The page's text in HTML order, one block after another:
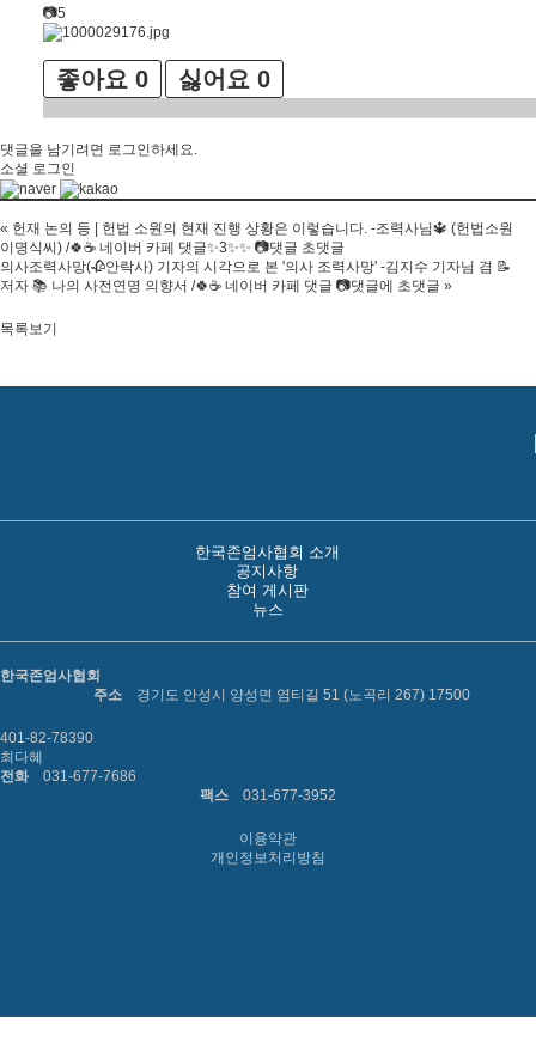
📷5
좋아요 0 싫어요 0
댓글을 남기려면 로그인하세요.
소셜 로그인
« 헌재 논의 등 | 헌법 소원의 현재 진행 상황은 이렇습니다. -조력사님🔱 (헌법소원
이명식씨) /🍀☕ 네이버 카페 댓글✨3✨✨ 📷댓글 초댓글
의사조력사망(🥀안락사) 기자의 시각으로 본 '의사 조력사망' -김지수 기자님 겸 📝
저자 📚 나의 사전연명 의향서 /🍀☕ 네이버 카페 댓글 📷댓글에 초댓글 »
목록보기
한국존엄사협회 소개
공지사항
참여 게시판
뉴스
한국존엄사협회
주소
경기도 안성시 양성면 염티길 51 (노곡리 267) 17500
401-82-78390
최다혜
전화
031-677-7686
팩스
031-677-3952
이용약관
개인정보처리방침